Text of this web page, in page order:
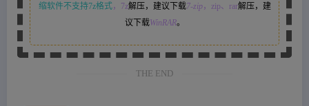
缩软件不支持7z格式，7z解压，建议下载7-zip，zip、rar解压，建
议下载WinRAR。
THE END